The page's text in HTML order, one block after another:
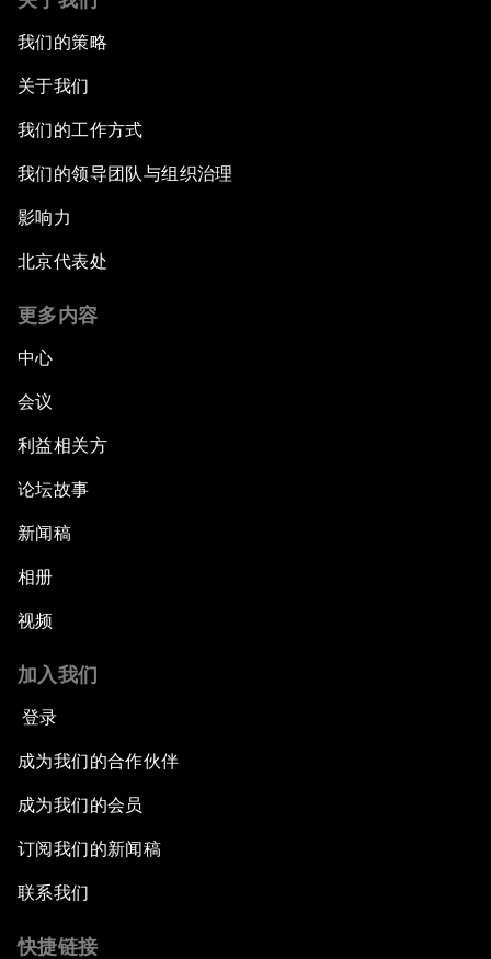
我们的策略
关于我们
我们的工作方式
我们的领导团队与组织治理
影响力
北京代表处
更多内容
中心
会议
利益相关方
论坛故事
新闻稿
相册
视频
加入我们
登录
成为我们的合作伙伴
成为我们的会员
订阅我们的新闻稿
联系我们
快捷链接